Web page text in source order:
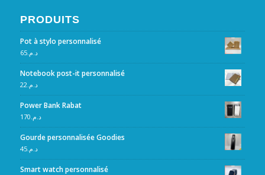
PRODUITS
Pot à stylo personnalisé
د.م.65
Notebook post-it personnalisé
د.م. 22
Power Bank Rabat
د.م. 170
Gourde personnalisée Goodies
د.م.45
Smart watch personnalisé